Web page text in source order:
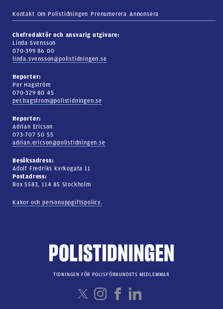
Kontakt Om Polistidningen Prenumerera Annonsera
Chefredaktör och ansvarig utgivare:
Linda Svensson
070-399 86 00
linda.svensson@polistidningen.se
Reporter:
Per Hagström
070-329 80 45
per.hagstrom@polistidningen.se
Reporter:
Adrian Ericson
073-707 50 55
adrian.ericson@polistidningen.se
Besöksadress:
Adolf Fredriks kyrkogata 11
Postadress:
Box 5583, 114 85 Stockholm
Kakor och personuppgiftspolicy.
TIDNINGEN FÖR POLISFÖRBUNDETS MEDLEMMAR